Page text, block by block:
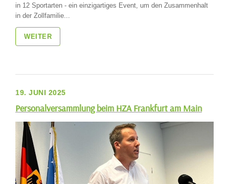
in 12 Sportarten - ein einzigartiges Event, um den Zusammenhalt
in der Zollfamilie...
WEITER
19. JUNI 2025
Personalversammlung beim HZA Frankfurt am Main